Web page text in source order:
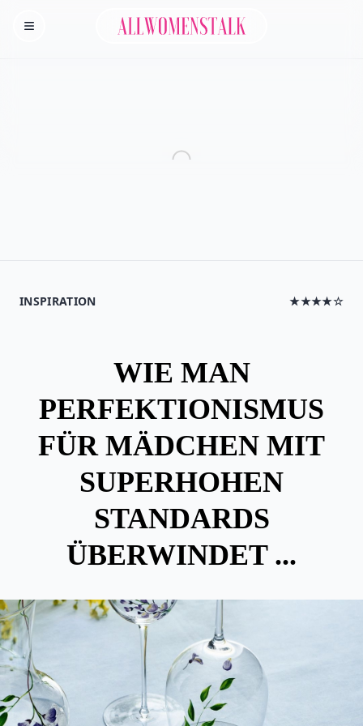
Homepage
Allwomenstalk
INSPIRATION ★★★★☆
WIE MAN
PERFEKTIONISMUS
FÜR MÄDCHEN MIT
SUPERHOHEN
STANDARDS
ÜBERWINDET ...